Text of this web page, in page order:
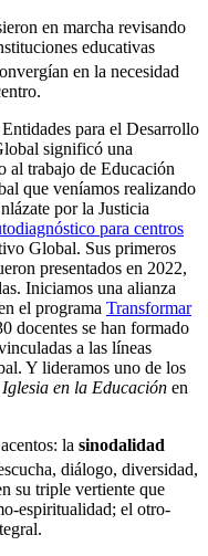
en marcha revisando
educativas
en la necesidad
para el Desarrollo
significó una
al trabajo de Educación
que veníamos realizando
por la Justicia
para centros
Global. Sus primeros
presentados en 2022,
Iniciamos una alianza
el programa Transformar
docentes se han formado
a las líneas
Y lideramos uno de los
en la Educación en
la sinodalidad
diálogo, diversidad,
su triple vertiente que
espiritualidad; el otro-